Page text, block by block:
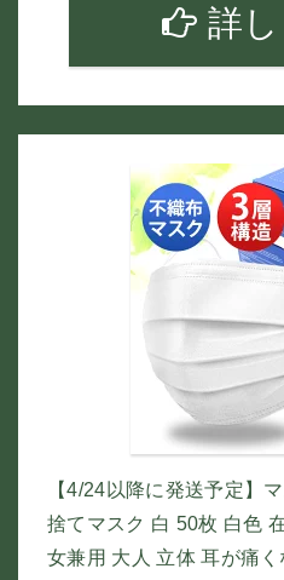
詳
【4/24以降に発送予定】
捨てマスク 白 50枚 白色
女兼用 大人 立体 耳が痛